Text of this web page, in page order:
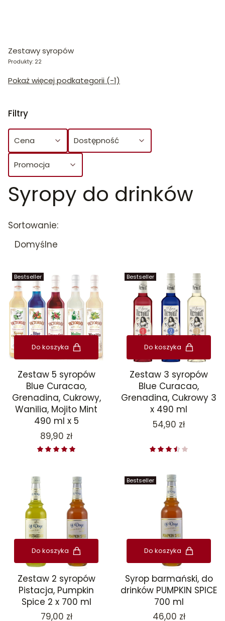
Zestawy syropów
Produkty: 22
Pokaż więcej podkategorii (-1)
Filtry
Cena Dostępność
Promocja
Koniec filtrów
Syropy do drinków
Lista produktów
Sortowanie:
Domyślne
Bestseller
Do koszyka
Zestaw 5 syropów
Blue Curacao,
Grenadina, Cukrowy,
Wanilia, Mojito Mint
490 ml x 5
Cena
89,90 zł
Bestseller
Do koszyka
Zestaw 3 syropów
Blue Curacao,
Grenadina, Cukrowy 3
x 490 ml
Cena
54,90 zł
Do koszyka
Zestaw 2 syropów
Pistacja, Pumpkin
Spice 2 x 700 ml
Cena
79,00 zł
Bestseller
Do koszyka
Syrop barmański, do
drinków PUMPKIN SPICE
700 ml
Cena
46,00 zł